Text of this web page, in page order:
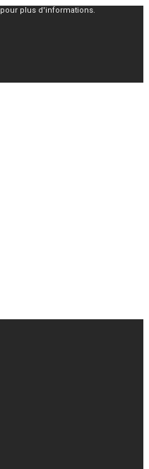
pour plus d'informations.